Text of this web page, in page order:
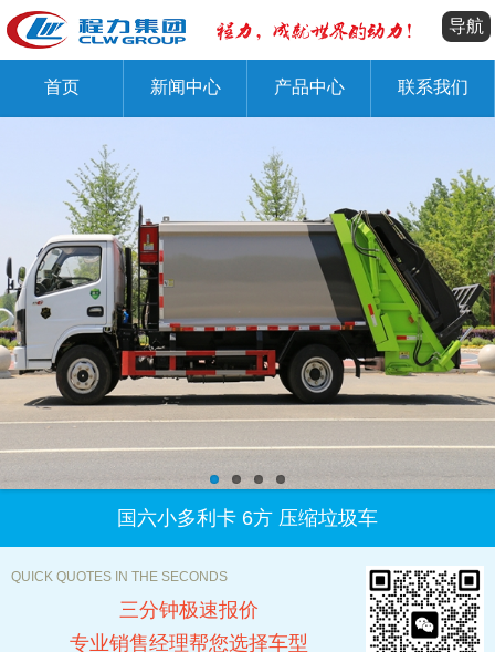
导航
首页 新闻中心 产品中心 联系我们
国六小多利卡 6方 压缩垃圾车
QUICK QUOTES IN THE SECONDS
三分钟极速报价
专业销售经理帮您选择车型